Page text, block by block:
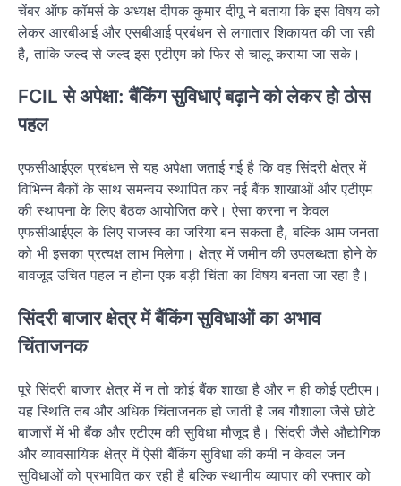
चेंबर ऑफ कॉमर्स के अध्यक्ष दीपक कुमार दीपू ने बताया कि इस विषय को
लेकर आरबीआई और एसबीआई प्रबंधन से लगातार शिकायत की जा रही
है, ताकि जल्द से जल्द इस एटीएम को फिर से चालू कराया जा सके।
FCIL से अपेक्षा: बैंकिंग सुविधाएं बढ़ाने को लेकर हो ठोस
पहल
एफसीआईएल प्रबंधन से यह अपेक्षा जताई गई है कि वह सिंदरी क्षेत्र में
विभिन्न बैंकों के साथ समन्वय स्थापित कर नई बैंक शाखाओं और एटीएम
की स्थापना के लिए बैठक आयोजित करे। ऐसा करना न केवल
एफसीआईएल के लिए राजस्व का जरिया बन सकता है, बल्कि आम जनता
को भी इसका प्रत्यक्ष लाभ मिलेगा। क्षेत्र में जमीन की उपलब्धता होने के
बावजूद उचित पहल न होना एक बड़ी चिंता का विषय बनता जा रहा है।
सिंदरी बाजार क्षेत्र में बैंकिंग सुविधाओं का अभाव
चिंताजनक
पूरे सिंदरी बाजार क्षेत्र में न तो कोई बैंक शाखा है और न ही कोई एटीएम।
यह स्थिति तब और अधिक चिंताजनक हो जाती है जब गौशाला जैसे छोटे
बाजारों में भी बैंक और एटीएम की सुविधा मौजूद है। सिंदरी जैसे औद्योगिक
और व्यावसायिक क्षेत्र में ऐसी बैंकिंग सुविधा की कमी न केवल जन
सुविधाओं को प्रभावित कर रही है बल्कि स्थानीय व्यापार की रफ्तार को